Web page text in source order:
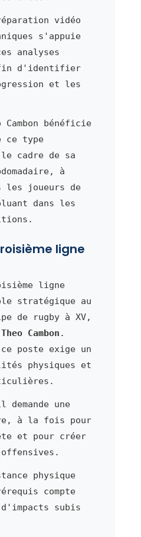
vidéo
s'appuie
analyses
d'identifier
et les
Cambon bénéficie
ce type
cadre de sa
à
les joueurs de
dans les
ligne
ligne
stratégique au
de rugby à XV,
Theo Cambon .
poste exige un
physiques et
une
à la fois pour
et pour créer
physique
compte
d'impacts subis